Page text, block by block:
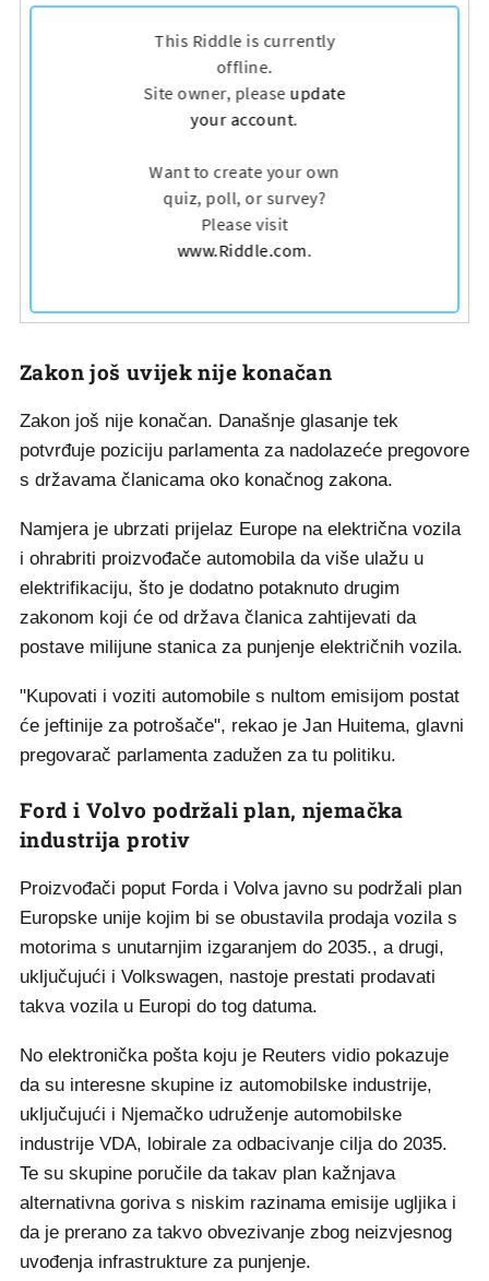
Zakon još uvijek nije konačan
Zakon još nije konačan. Današnje glasanje tek
potvrđuje poziciju parlamenta za nadolazeće pregovore
s državama članicama oko konačnog zakona.
Namjera je ubrzati prijelaz Europe na električna vozila
i ohrabriti proizvođače automobila da više ulažu u
elektrifikaciju, što je dodatno potaknuto drugim
zakonom koji će od država članica zahtijevati da
postave milijune stanica za punjenje električnih vozila.
"Kupovati i voziti automobile s nultom emisijom postat
će jeftinije za potrošače", rekao je Jan Huitema, glavni
pregovarač parlamenta zadužen za tu politiku.
Ford i Volvo podržali plan, njemačka
industrija protiv
Proizvođači poput Forda i Volva javno su podržali plan
Europske unije kojim bi se obustavila prodaja vozila s
motorima s unutarnjim izgaranjem do 2035., a drugi,
uključujući i Volkswagen, nastoje prestati prodavati
takva vozila u Europi do tog datuma.
No elektronička pošta koju je Reuters vidio pokazuje
da su interesne skupine iz automobilske industrije,
uključujući i Njemačko udruženje automobilske
industrije VDA, lobirale za odbacivanje cilja do 2035.
Te su skupine poručile da takav plan kažnjava
alternativna goriva s niskim razinama emisije ugljika i
da je prerano za takvo obvezivanje zbog neizvjesnog
uvođenja infrastrukture za punjenje.